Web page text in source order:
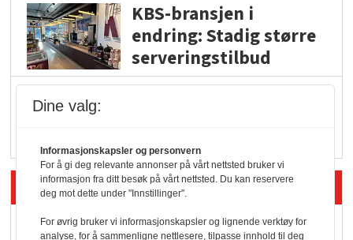
KBS-bransjen i
endring: Stadig større
serveringstilbud
Siste artikler - Butikk i praksis
Rema-flaggskip
Dine valg:
Informasjonskapsler og personvern
For å gi deg relevante annonser på vårt nettsted bruker vi
informasjon fra ditt besøk på vårt nettsted. Du kan reservere
deg mot dette under "Innstillinger".
For øvrig bruker vi informasjonskapsler og lignende verktøy for
analyse, for å sammenligne nettlesere, tilpasse innhold til deg